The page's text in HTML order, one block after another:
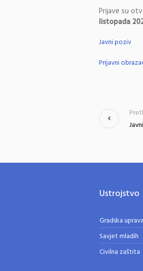
Prijave su
listopada
Javni poziv
Prijavni
Ustrojstvo
Gradska uprava
Savjet mladih
Civilna zaštita